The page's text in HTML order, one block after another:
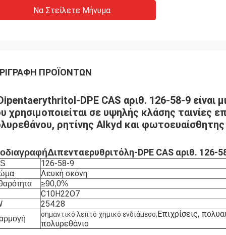
Να Στείλετε Μήνυμα
ΠΡΟΪΌΝΤΩΝ
DPE CAS αριθ. 126-58-9 είναι
χρησιμοποιείται σε υψηλής κλάσης ταινίες
ρητίνης Alkyd και φωτοευαίσθητης
Διπενταερυθριτόλη-DPE CAS αριθ. 126-
126-58-9
Λευκή σκόνη
≥90,0%
C10H22O7
254.28
σημαντικό λεπτό χημικό ενδιάμεσο,Επιχρίσεις,
πολυρεθάνιο